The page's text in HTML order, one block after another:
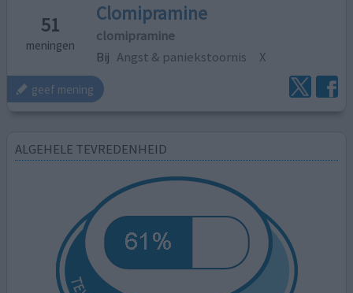
51
meningen
Clomipramine
clomipramine
Bij Angst & paniekstoornis X
geef mening
ALGEHELE TEVREDENHEID